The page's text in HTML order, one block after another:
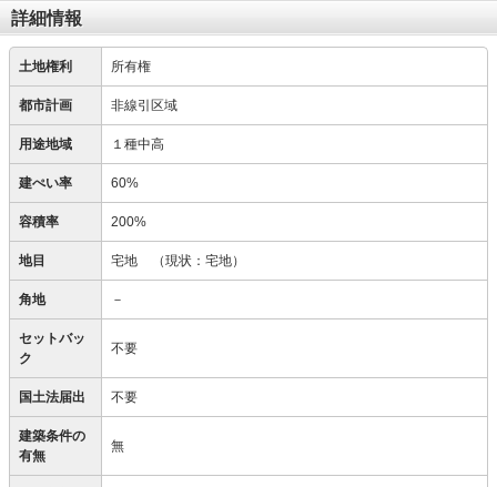
詳細情報
土地権利 所有権
都市計画 非線引区域
用途地域 １種中高
建ぺい率 60%
容積率 200%
地目 宅地 （現状：宅地）
角地 －
セットバッ
ク
不要
国土法届出 不要
建築条件の
有無
無